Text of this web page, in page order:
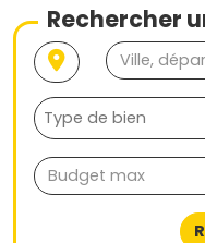
Retrouve dès
d’immobilier neuf en
neuf !
Rechercher